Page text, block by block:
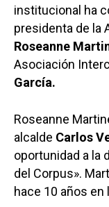
institucional ha
presidenta de la
Roseanne
Asociación
García.
Roseanne
alcalde Carlos
oportunidad a la
del Corpus».
hace 10 años en